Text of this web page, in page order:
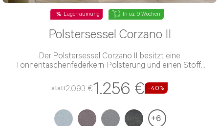
Lagerräumung In ca. 9 Wochen
Polstersessel Corzano II
Der Polstersessel Corzano II besitzt eine
Tonnentaschenfederkern-Polsterung und einen Stoff-
statt2.093 €1.256 € -40%
+6